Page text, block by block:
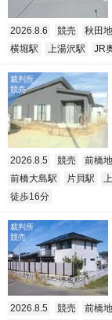
2026.8.6 競売 秋田
横堀駅
上湯沢駅 JR
2026.8.5 競売 前橋
前橋大島駅
片貝駅
徒歩16分
2026.8.5 競売 前橋